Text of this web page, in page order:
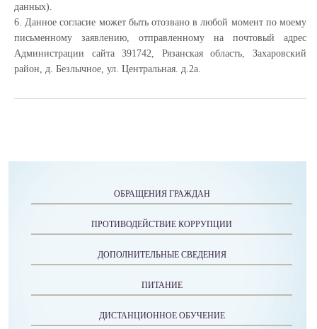
данных).
6. Данное согласие может быть отозвано в любой момент по моему
письменному заявлению, отправленному на почтовый адрес
Администрации сайта 391742, Рязанская область, Захаровский
район, д. Безлычное, ул. Центральная. д.2а.
ОБРАЩЕНИЯ ГРАЖДАН
ПРОТИВОДЕЙСТВИЕ КОРРУПЦИИ
ДОПОЛНИТЕЛЬНЫЕ СВЕДЕНИЯ
ПИТАНИЕ
ДИСТАНЦИОННОЕ ОБУЧЕНИЕ